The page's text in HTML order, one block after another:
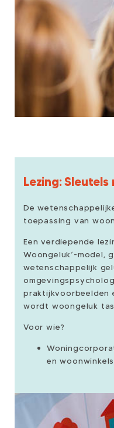
Lezing:
De
toepassing van
Een verdiepende
Woongeluk’-model,
wetenschappelijk
praktijkvoorbeelden
wordt woongeluk
Voor wie?
en woonwinkels